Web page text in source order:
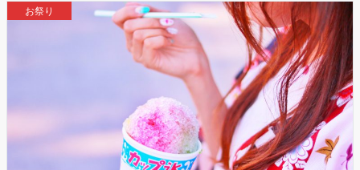
お祭り